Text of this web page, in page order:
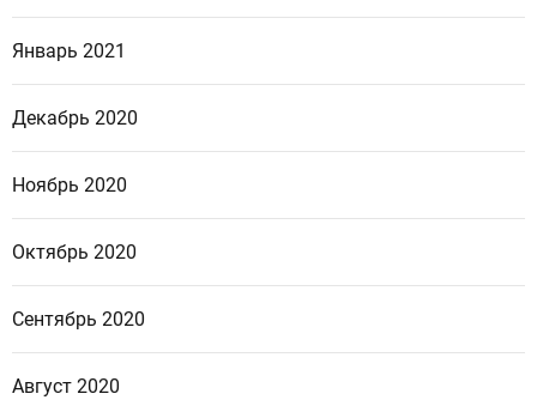
Январь 2021
Декабрь 2020
Ноябрь 2020
Октябрь 2020
Сентябрь 2020
Август 2020